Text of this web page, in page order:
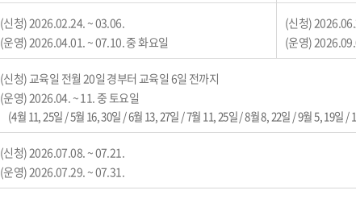
(신청) 2026.02.24. ~ 03.06.
(운영) 2026.04.01. ~ 07.10. 중 화요일
(신청)
(운영)
(신청) 교육일 전월 20일 경부터 교육일 6일 전까지
(운영) 2026.04. ~ 11. 중 토요일
(4월 11, 25일 / 5월 16, 30일 / 6월 13, 27일 / 7월 11, 25일 / 8월 8, 22일 / 9월 5, 19일 /
(신청) 2026.07.08. ~ 07.21.
(운영) 2026.07.29. ~ 07.31.